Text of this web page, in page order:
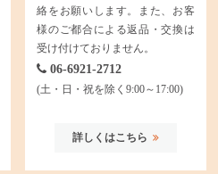
絡をお願いします。また、お客
様のご都合による返品・交換は
受け付けておりません。
06-6921-2712
(土・日・祝を除く9:00～17:00)
詳しくはこちら